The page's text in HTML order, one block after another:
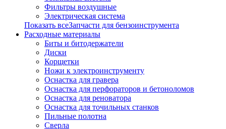
Фильтры воздушные
Электрическая система
Показать всеЗапчасти для бензоинструмента
Расходные материалы
Биты и битодержатели
Диски
Корщетки
Ножи к электроинструменту
Оснастка для гравера
Оснастка для перфораторов и бетоноломов
Оснастка для реноватора
Оснастка для точильных станков
Пильные полотна
Сверла